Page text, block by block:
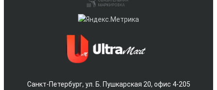
Санкт-Петербург, ул. Б. Пушкарская 20, офис 4-205